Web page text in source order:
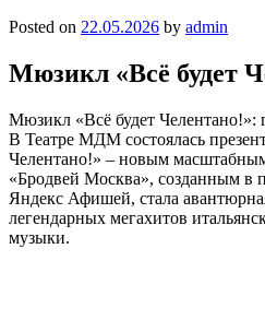
Posted on 22.05.2026 by admin
Мюзикл «Всё будет
Мюзикл «Всё будет Челентано!»:
В Театре МДМ состоялась
Челентано!» – новым
«Бродвей Москва», созданным в
Яндекс Афишей, стала
легендарных мегахитов
музыки.